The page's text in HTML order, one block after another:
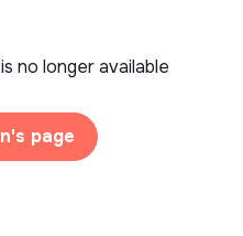
is no longer available
page